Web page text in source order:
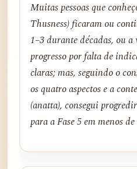
Muitas pessoas que
Thusness) ficaram ou
1–3 durante décadas, ou
progresso por falta de
claras; mas, seguindo o
os quatro aspectos e a
(anatta), consegui
para a Fase 5 em menos